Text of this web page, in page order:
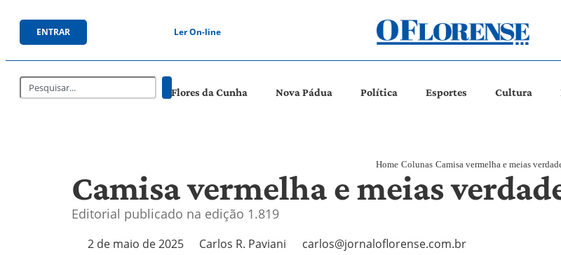
ENTRAR Ler On-line
Flores da Cunha Nova Pádua Política Esportes Cultura
Home Colunas Camisa vermelha e meias
Camisa vermelha e meias
Editorial publicado na edição 1.819
2 de maio de 2025 Carlos R. Paviani carlos@jornaloflorense.com.br